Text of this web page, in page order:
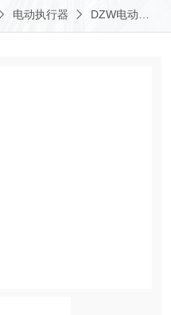
电动执行器 DZW电动执行器